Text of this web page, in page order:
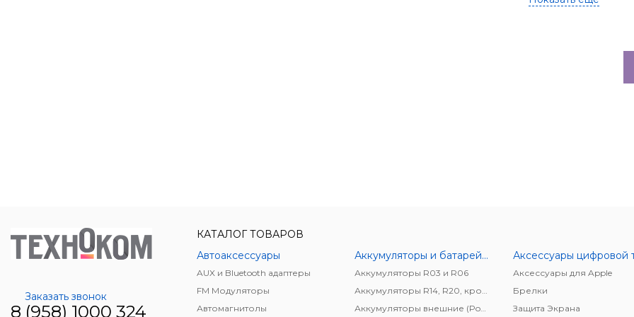
Заказать звонок
8 (958) 1000 324
КАТАЛОГ ТОВАРОВ
Автоаксессуары
AUX и Bluetooth адаптеры
FM Модуляторы
Автомагнитолы
Аккумуляторы и батарейки
Аккумуляторы R03 и R06
Аксессуары для Apple
Брелки
Защита Экрана